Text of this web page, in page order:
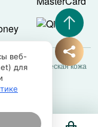
| Экзотическая кожа
веб-
для